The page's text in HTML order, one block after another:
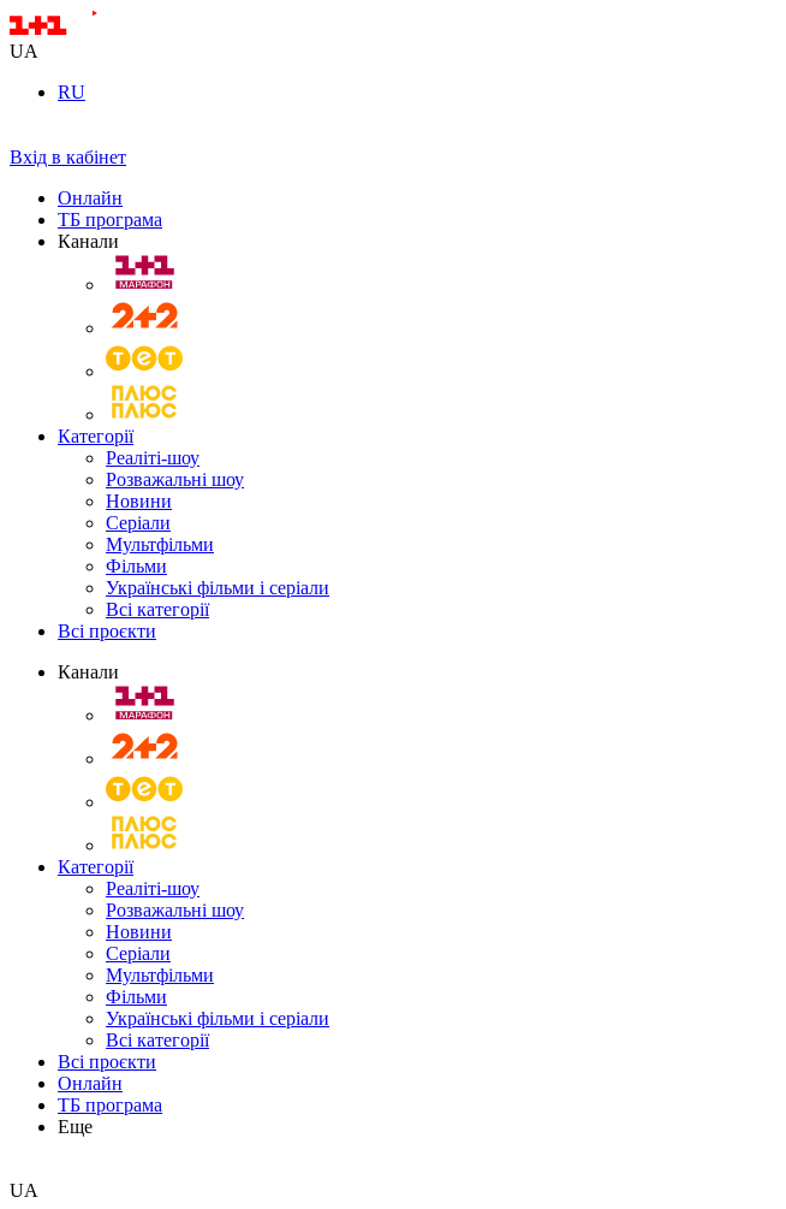
UA
RU
Вхід в кабінет
Онлайн
ТБ програма
Канали
Категорії
Реаліті-шоу
Розважальні шоу
Новини
Серіали
Мультфільми
Фільми
Українські фільми і серіали
Всі категорії
Всі проєкти
Канали
Категорії
Реаліті-шоу
Розважальні шоу
Новини
Серіали
Мультфільми
Фільми
Українські фільми і серіали
Всі категорії
Всі проєкти
Онлайн
ТБ програма
Еще
UA